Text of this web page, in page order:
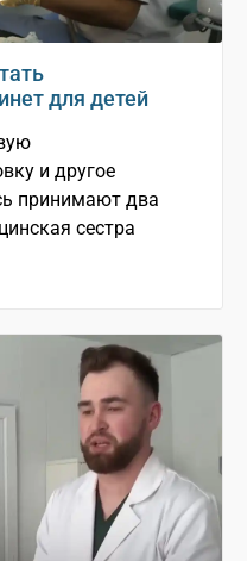
для детей
и другое
принимают два
сестра